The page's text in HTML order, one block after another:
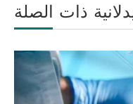
ذات الصلة